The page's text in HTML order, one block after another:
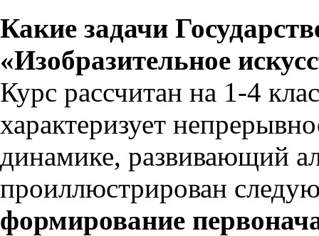
Какие задачи
«Изобразительное
Курс рассчитан на 1-4
характеризует
динамике, развивающий
проиллюстрирован
формирование